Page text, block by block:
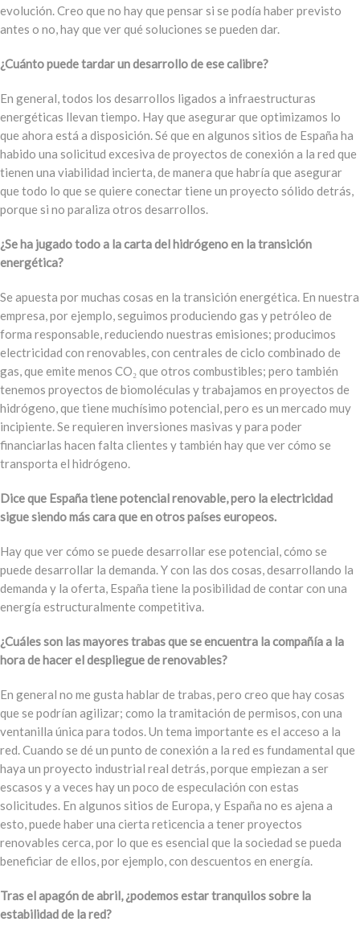
evolución. Creo que no hay que pensar si se podía haber previsto
antes o no, hay que ver qué soluciones se pueden dar.
¿Cuánto puede tardar un desarrollo de ese calibre?
En general, todos los desarrollos ligados a infraestructuras
energéticas llevan tiempo. Hay que asegurar que optimizamos lo
que ahora está a disposición. Sé que en algunos sitios de España ha
habido una solicitud excesiva de proyectos de conexión a la red que
tienen una viabilidad incierta, de manera que habría que asegurar
que todo lo que se quiere conectar tiene un proyecto sólido detrás,
porque si no paraliza otros desarrollos.
¿Se ha jugado todo a la carta del hidrógeno en la transición
energética?
Se apuesta por muchas cosas en la transición energética. En nuestra
empresa, por ejemplo, seguimos produciendo gas y petróleo de
forma responsable, reduciendo nuestras emisiones; producimos
electricidad con renovables, con centrales de ciclo combinado de
gas, que emite menos CO₂ que otros combustibles; pero también
tenemos proyectos de biomoléculas y trabajamos en proyectos de
hidrógeno, que tiene muchísimo potencial, pero es un mercado muy
incipiente. Se requieren inversiones masivas y para poder
financiarlas hacen falta clientes y también hay que ver cómo se
transporta el hidrógeno.
Dice que España tiene potencial renovable, pero la electricidad
sigue siendo más cara que en otros países europeos.
Hay que ver cómo se puede desarrollar ese potencial, cómo se
puede desarrollar la demanda. Y con las dos cosas, desarrollando la
demanda y la oferta, España tiene la posibilidad de contar con una
energía estructuralmente competitiva.
¿Cuáles son las mayores trabas que se encuentra la compañía a la
hora de hacer el despliegue de renovables?
En general no me gusta hablar de trabas, pero creo que hay cosas
que se podrían agilizar; como la tramitación de permisos, con una
ventanilla única para todos. Un tema importante es el acceso a la
red. Cuando se dé un punto de conexión a la red es fundamental que
haya un proyecto industrial real detrás, porque empiezan a ser
escasos y a veces hay un poco de especulación con estas
solicitudes. En algunos sitios de Europa, y España no es ajena a
esto, puede haber una cierta reticencia a tener proyectos
renovables cerca, por lo que es esencial que la sociedad se pueda
beneficiar de ellos, por ejemplo, con descuentos en energía.
Tras el apagón de abril, ¿podemos estar tranquilos sobre la
estabilidad de la red?